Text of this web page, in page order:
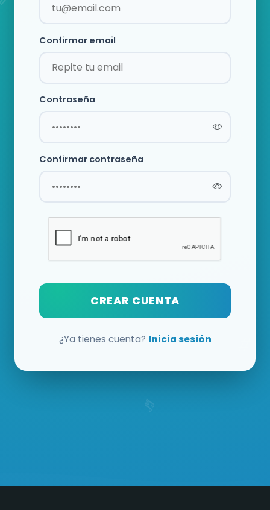
Confirmar email
Contraseña
Confirmar contraseña
CREAR CUENTA
¿Ya tienes cuenta? Inicia sesión